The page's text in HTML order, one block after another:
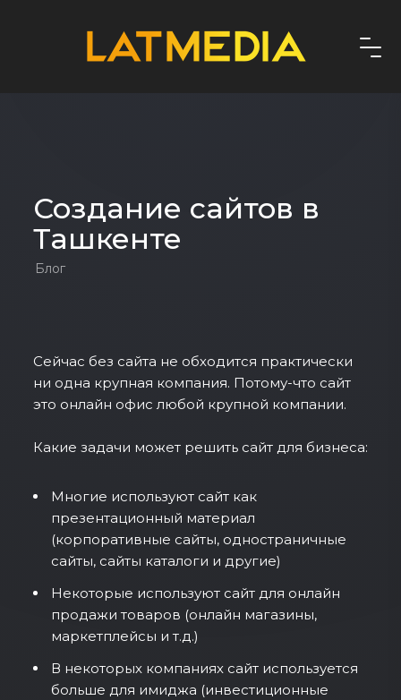
Создание сайтов в
Ташкенте
Блог
Сейчас без сайта не обходится практически
ни одна крупная компания. Потому-что сайт
это онлайн офис любой крупной компании.
Какие задачи может решить сайт для бизнеса:
Многие используют сайт как
презентационный материал
(корпоративные сайты, одностраничные
сайты, сайты каталоги и другие)
Некоторые используют сайт для онлайн
продажи товаров (онлайн магазины,
маркетплейсы и т.д.)
В некоторых компаниях сайт используется
больше для имиджа (инвестиционные